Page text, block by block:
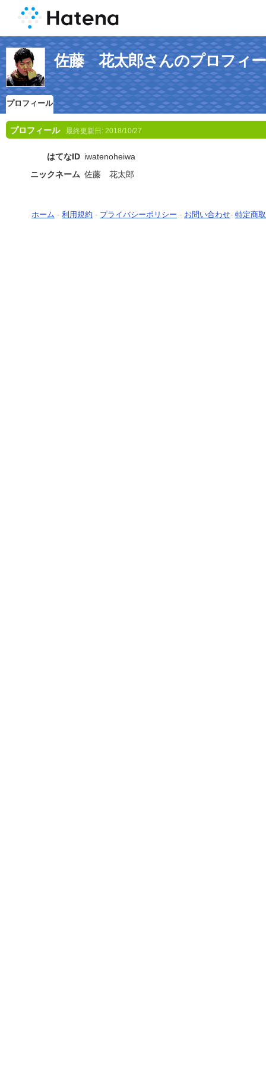
佐藤 花太郎さんのプロフィ
プロフィール
プロフィール 最終更新日: 2018/10/27
はてなID iwatenoheiwa
ニックネーム 佐藤 花太郎
ホーム - 利用規約 - プライバシーポリシー - お問い合わせ- 特定商